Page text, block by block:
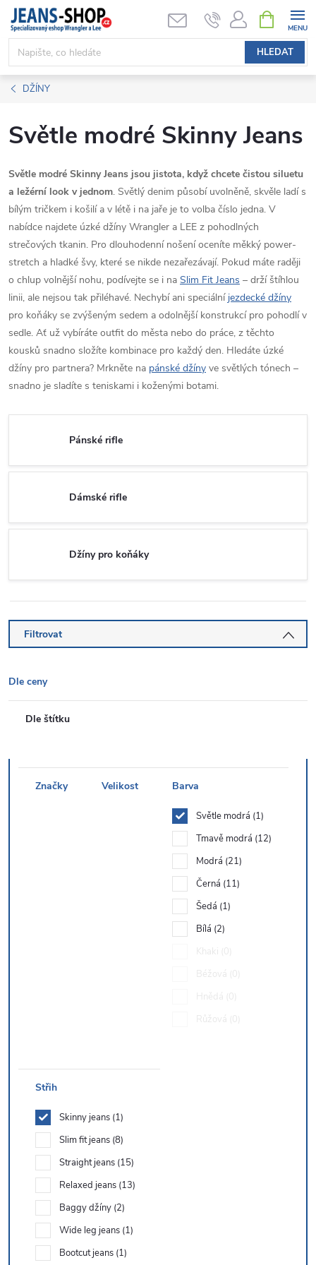
Přejít
obsah
HLEDAT
NÁKUPNÍ
KOŠÍK
DŽÍNY
Světle modré Skinny Jeans
Světle modré Skinny Jeans jsou jistota, když chcete čistou siluetu
a ležérní look v jednom. Světlý denim působí uvolněně, skvěle ladí s
bílým tričkem i košilí a v létě i na jaře je to volba číslo jedna. V
nabídce najdete úzké džíny Wrangler a LEE z pohodlných
strečových tkanin. Pro dlouhodenní nošení oceníte měkký power-
stretch a hladké švy, které se nikde nezařezávají. Pokud máte raději
o chlup volnější nohu, podívejte se i na Slim Fit Jeans – drží štíhlou
linii, ale nejsou tak přiléhavé. Nechybí ani speciální jezdecké džíny
pro koňáky se zvýšeným sedem a odolnější konstrukcí pro pohodlí v
sedle. Ať už vybíráte outfit do města nebo do práce, z těchto
kousků snadno složíte kombinace pro každý den. Hledáte úzké
džíny pro partnera? Mrkněte na pánské džíny ve světlých tónech –
snadno je sladíte s teniskami i koženými botami.
Pánské rifle
Dámské rifle
Džíny pro koňáky
Filtrovat
Dle ceny
Dle štítku
Značky Velikost Barva
Světle modrá 1
Tmavě modrá 12
Modrá 21
Černá 11
Šedá 1
Bílá 2
Khaki
0
Béžová
0
Hnědá
0
Růžová
0
Střih
Skinny jeans 1
Slim fit jeans 8
Straight jeans 15
Relaxed jeans 13
Baggy džíny 2
Wide leg jeans 1
Bootcut jeans 1